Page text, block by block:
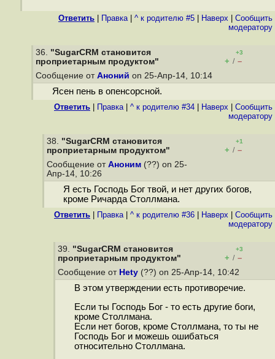
Ответить Правка| ^ к родителю #5 Наверх
Cообщить
модератору
36. "SugarCRM становится
проприетарным продуктом"
+3
+ / –
Сообщение от Аноний on 25-Апр-14, 10:14
Ясен пень в опенсорсной.
Ответить Правка| ^ к родителю #34 Наверх
Cообщить
модератору
38. "SugarCRM становится
проприетарным продуктом"
+1
+ / –
Сообщение от Аноним (??) on 25-
Апр-14, 10:26
Я есть Господь Бог твой, и нет других богов,
кроме Ричарда Столлмана.
Ответить Правка| ^ к родителю #36 Наверх
Cообщить
модератору
39. "SugarCRM становится
проприетарным продуктом"
+3
+ / –
Сообщение от Hety (??) on 25-Апр-14, 10:42
В этом утверждении есть противоречие.
Если ты Господь Бог - то есть другие боги,
кроме Столлмана.
Если нет богов, кроме Столлмана, то ты не
Господь Бог и можешь ошибаться
относительно Столлмана.